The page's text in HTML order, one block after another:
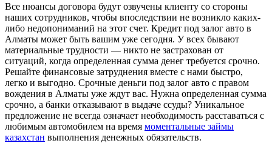
Все нюансы договора будут озвучены клиенту со стороны
наших сотрудников, чтобы впоследствии не возникло каких-
либо недопониманий на этот счет. Кредит под залог авто в
Алматы может быть вашим уже сегодня. У всех бывают
материальные трудности — никто не застрахован от
ситуаций, когда определенная сумма денег требуется срочно.
Решайте финансовые затруднения вместе с нами быстро,
легко и выгодно. Срочные деньги под залог авто с правом
вождения в Алматы уже ждут вас. Нужна определенная сумма
срочно, а банки отказывают в выдаче ссуды? Уникальное
предложение не всегда означает необходимость расставаться с
любимым автомобилем на время моментальные займы
казахстан выполнения денежных обязательств.